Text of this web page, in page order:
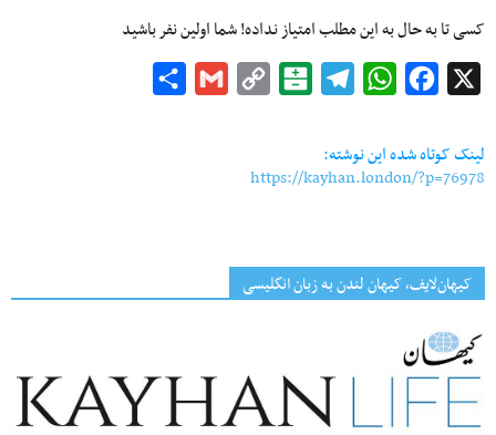
کسی تا به حال به این مطلب امتیاز نداده! شما اولین نفر باشید
Facebook
WhatsApp
Telegram
Balatarin
Copy
Gmail
لینک کوتاه شده این نوشته:
https://kayhan.london/?p=76978
کیهان‌لایف، کیهان لندن به زبان انگلیسی